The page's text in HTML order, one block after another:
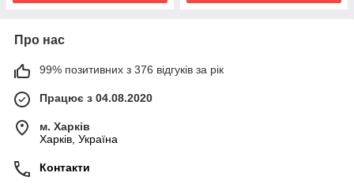
Про нас
99% позитивних з 376 відгуків за рік
Працює з 04.08.2020
м. Харків
Харків, Україна
Контакти